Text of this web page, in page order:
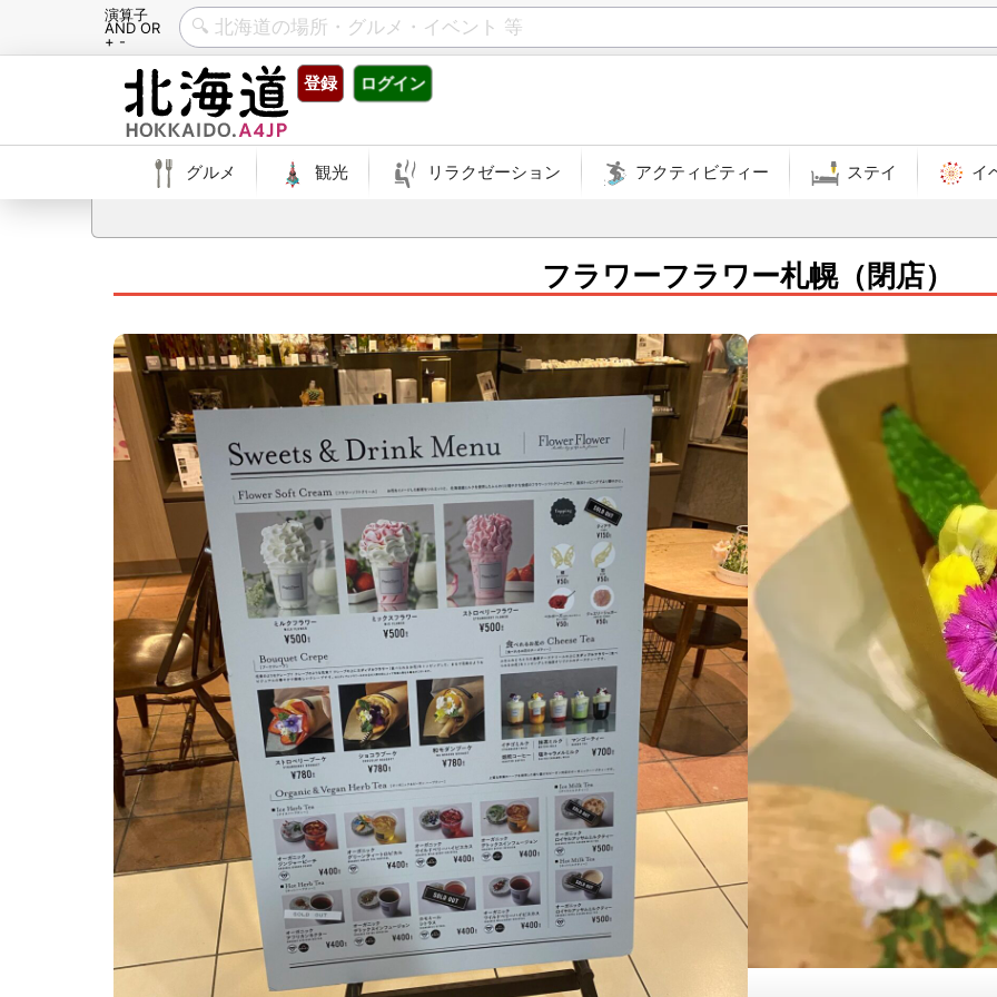
演算子
AND OR
+ -
登録 ログイン
グルメ 観光 リラクゼーション アクティビティー ステイ イ
フラワーフラワー札幌（閉店）